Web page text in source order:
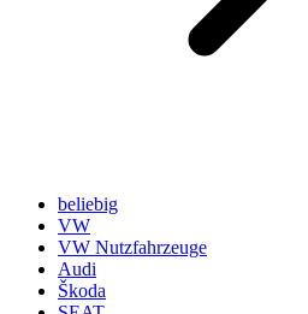
beliebig
VW
VW Nutzfahrzeuge
Audi
Škoda